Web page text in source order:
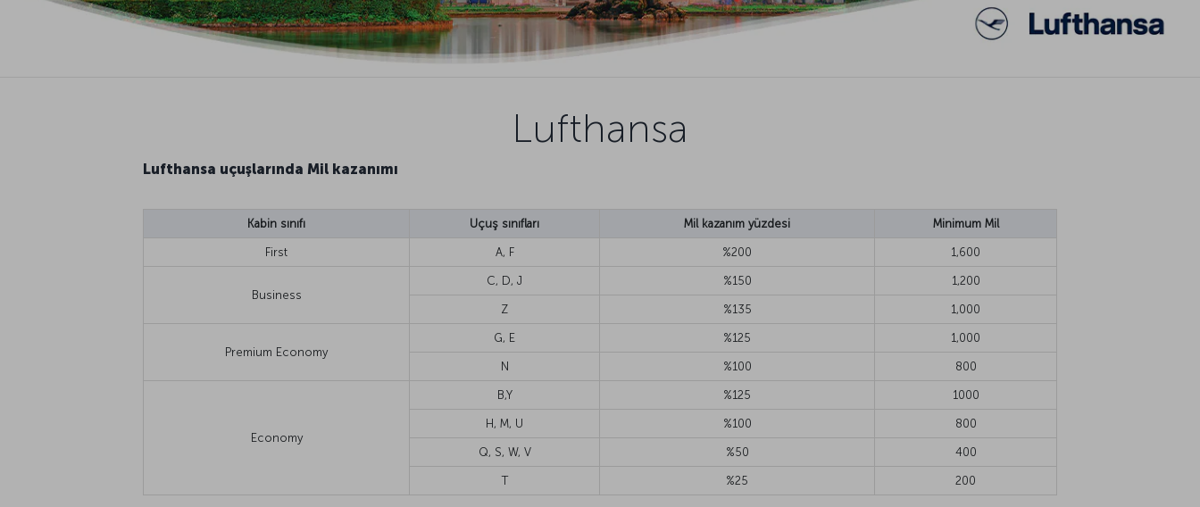
Lufthansa
Lufthansa uçuşlarında Mil kazanımı
Kabin sınıfı Uçuş sınıfları Mil kazanım yüzdesi Minimum Mil
First A, F %200 1,600
Business
C, D, J %150 1,200
Z %135 1,000
Premium Economy
G, E %125 1,000
N %100 800
Economy
B,Y %125 1000
H, M, U %100 800
Q, S, W, V %50 400
T %25 200